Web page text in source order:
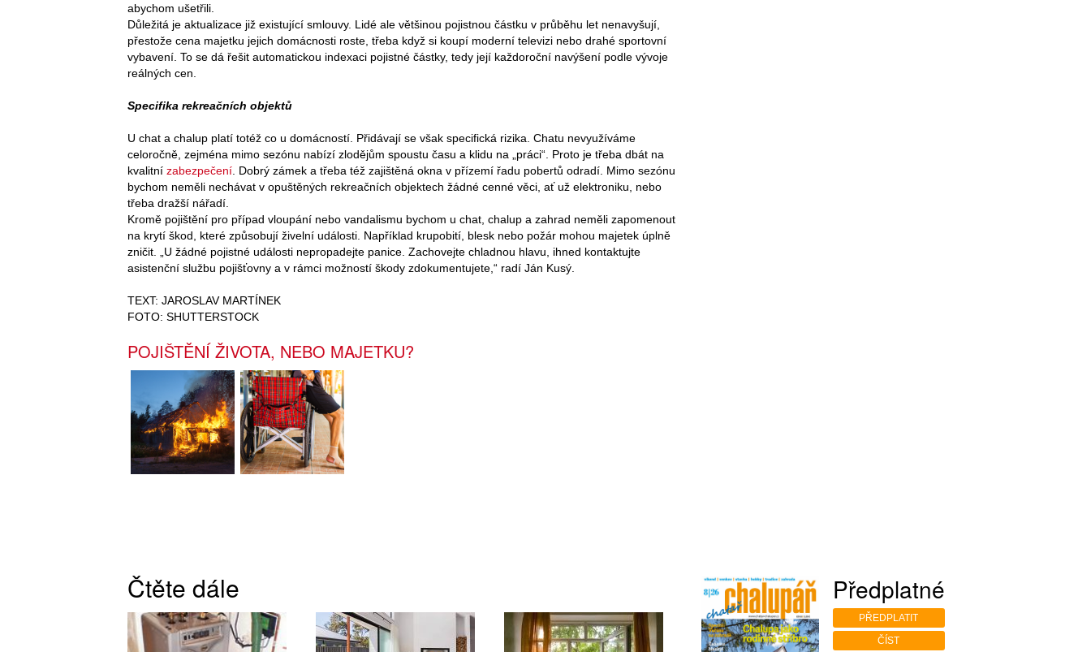
abychom ušetřili.
Důležitá je aktualizace již existující smlouvy. Lidé ale většinou pojistnou částku v průběhu let nenavyšují,
přestože cena majetku jejich domácnosti roste, třeba když si koupí moderní televizi nebo drahé sportovní
vybavení. To se dá řešit automatickou indexaci pojistné částky, tedy její každoroční navýšení podle vývoje
reálných cen.
Specifika rekreačních objektů
U chat a chalup platí totéž co u domácností. Přidávají se však specifická rizika. Chatu nevyužíváme
celoročně, zejména mimo sezónu nabízí zlodějům spoustu času a klidu na „práci“. Proto je třeba dbát na
kvalitní zabezpečení . Dobrý zámek a třeba též zajištěná okna v přízemí řadu pobertů odradí. Mimo sezónu
bychom neměli nechávat v opuštěných rekreačních objektech žádné cenné věci, ať už elektroniku, nebo
třeba dražší nářadí.
Kromě pojištění pro případ vloupání nebo vandalismu bychom u chat, chalup a zahrad neměli zapomenout
na krytí škod, které způsobují živelní události. Například krupobití, blesk nebo požár mohou majetek úplně
zničit. „U žádné pojistné události nepropadejte panice. Zachovejte chladnou hlavu, ihned kontaktujte
asistenční službu pojišťovny a v rámci možností škody zdokumentujete,“ radí Ján Kusý.
TEXT: JAROSLAV MARTÍNEK
FOTO: SHUTTERSTOCK
POJIŠTĚNÍ ŽIVOTA, NEBO MAJETKU?
Čtěte dále Předplatné
PŘEDPLATIT
ČÍST